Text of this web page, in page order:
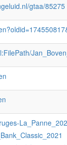
gtaa/85275